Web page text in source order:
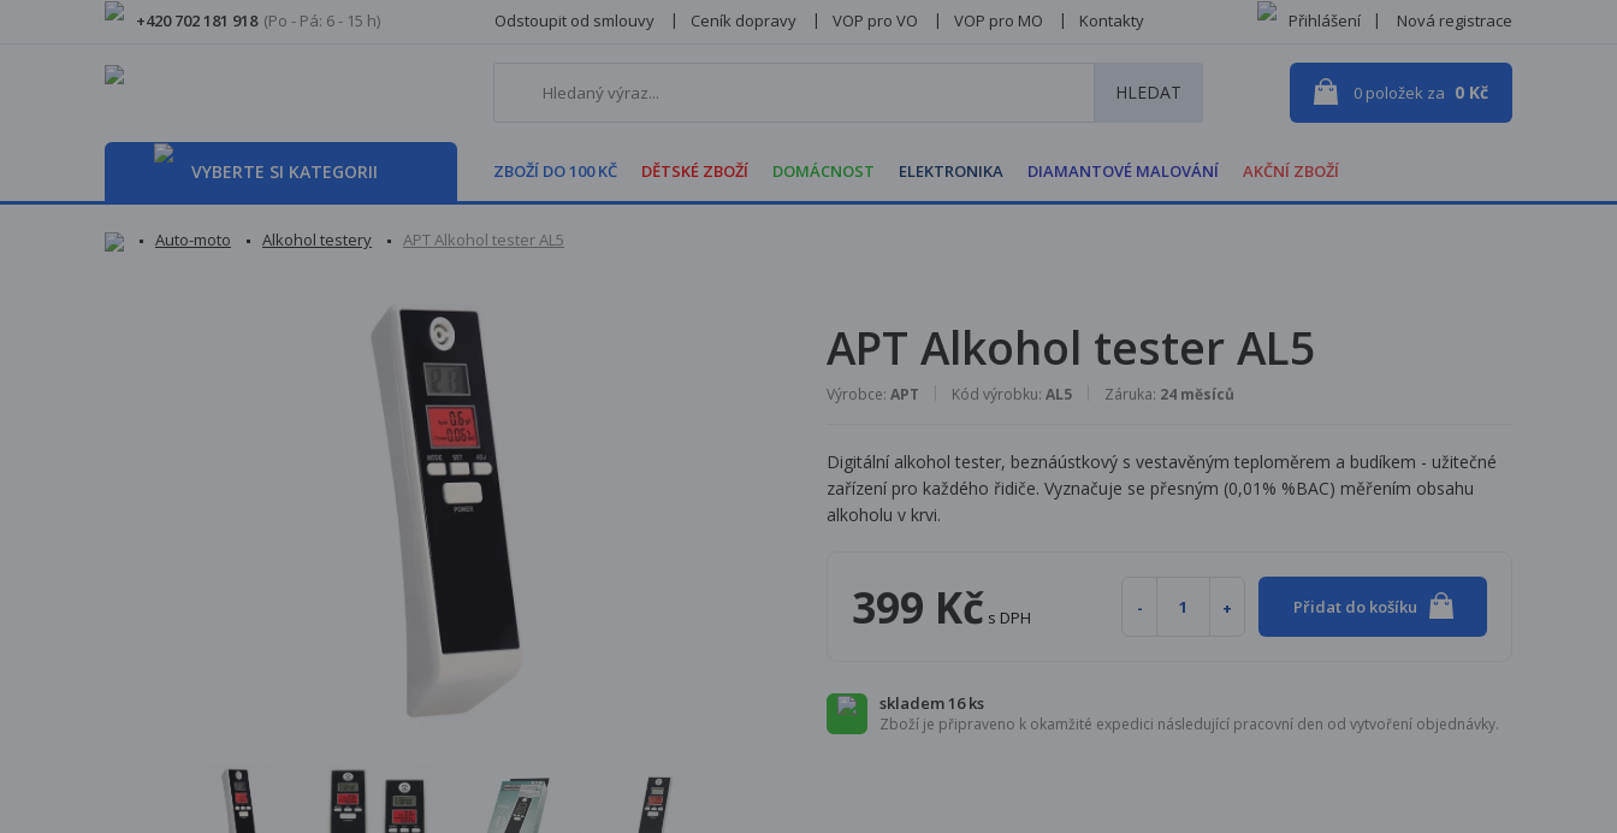
+420 702 181 918 (Po - Pá: 6 - 15 h) Odstoupit od smlouvy Ceník dopravy VOP pro VO VOP pro MO Kontakty Přihlášení Nová registrace
VYBERTE SI KATEGORII
HLEDAT 0 položek za 0 Kč
ZBOŽÍ DO 100 KČ DĚTSKÉ ZBOŽÍ DOMÁCNOST ELEKTRONIKA DIAMANTOVÉ MALOVÁNÍ AKČNÍ ZBOŽÍ
Auto-moto Alkohol testery APT Alkohol tester AL5
APT Alkohol tester AL5
Výrobce: APT Kód výrobku: AL5 Záruka: 24 měsíců
Digitální alkohol tester, beznáústkový s vestavěným teploměrem a budíkem - užitečné
zařízení pro každého řidiče. Vyznačuje se přesným (0,01% %BAC) měřením obsahu
alkoholu v krvi.
399 Kč s DPH Přidat do košíku
skladem 16 ks
Zboží je připraveno k okamžité expedici následující pracovní den od vytvoření objednávky.